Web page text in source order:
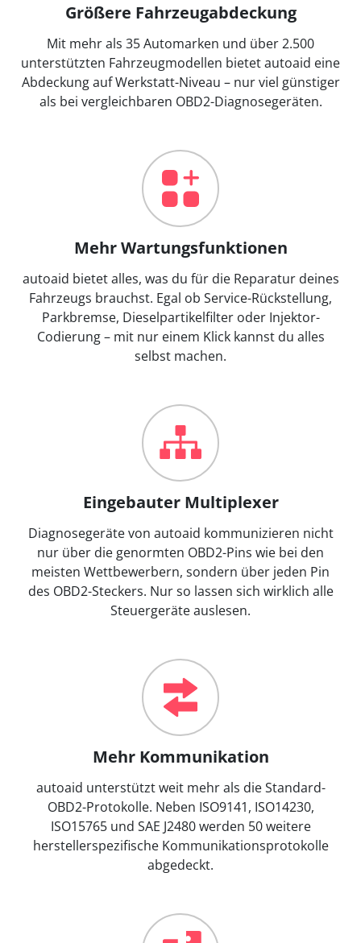
Größere Fahrzeugabdeckung
Mit mehr als 35 Automarken und über 2.500
unterstützten Fahrzeugmodellen bietet autoaid eine
Abdeckung auf Werkstatt-Niveau – nur viel günstiger
als bei vergleichbaren OBD2-Diagnosegeräten.
Mehr Wartungsfunktionen
autoaid bietet alles, was du für die Reparatur deines
Fahrzeugs brauchst. Egal ob Service-Rückstellung,
Parkbremse, Dieselpartikelfilter oder Injektor-
Codierung – mit nur einem Klick kannst du alles
selbst machen.
Eingebauter Multiplexer
Diagnosegeräte von autoaid kommunizieren nicht
nur über die genormten OBD2-Pins wie bei den
meisten Wettbewerbern, sondern über jeden Pin
des OBD2-Steckers. Nur so lassen sich wirklich alle
Steuergeräte auslesen.
Mehr Kommunikation
autoaid unterstützt weit mehr als die Standard-
OBD2-Protokolle. Neben ISO9141, ISO14230,
ISO15765 und SAE J2480 werden 50 weitere
herstellerspezifische Kommunikationsprotokolle
abgedeckt.